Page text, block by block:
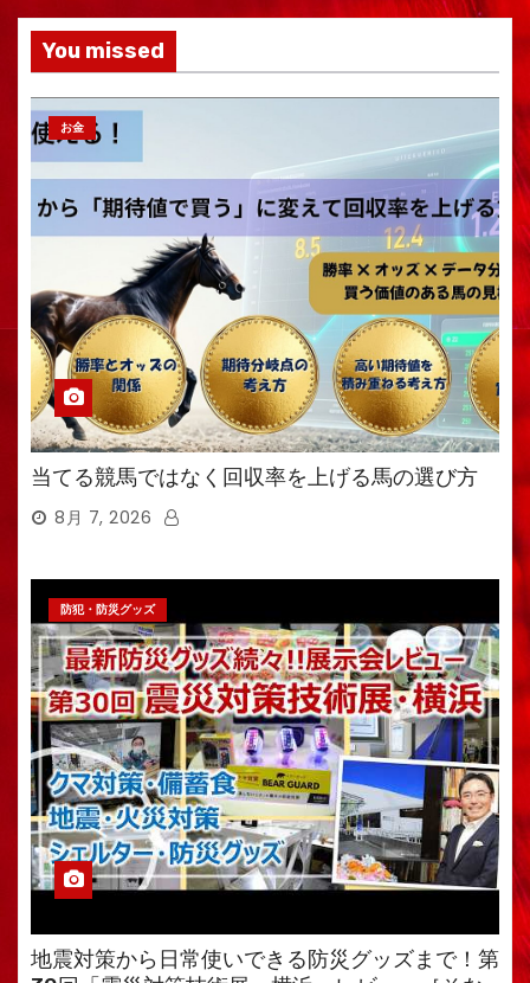
You missed
お金
当てる競馬ではなく回収率を上げる馬の選び方
8月 7, 2026
防犯・防災グッズ
地震対策から日常使いできる防災グッズまで！第